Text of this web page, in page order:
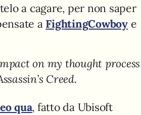
a cagare, per non saper
a FightingCowboye
on my thought process
Creed.
qua, fatto da Ubisoft